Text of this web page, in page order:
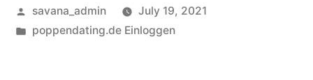
savana_admin
July 19, 2021
poppendating.de Einloggen